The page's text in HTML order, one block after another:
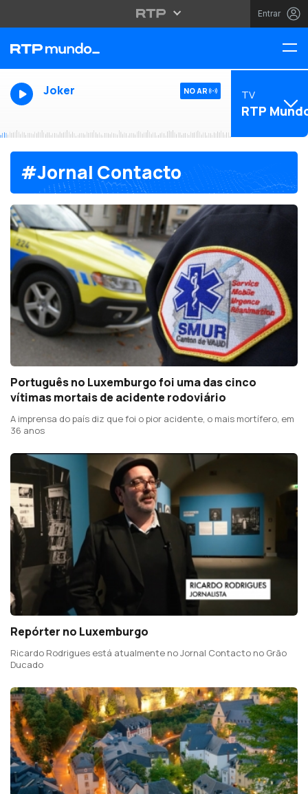
Entrar
Joker NO AR TV
RTP
#Jornal Contacto
Português no Luxemburgo foi uma das cinco
vítimas mortais de acidente rodoviário
A imprensa do país diz que foi o pior acidente, o mais mortífero, em
36 anos
Repórter no Luxemburgo
Ricardo Rodrigues está atualmente no Jornal Contacto no Grão
Ducado